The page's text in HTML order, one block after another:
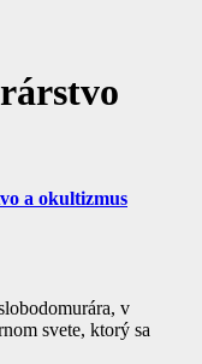
a okultizmus
v
svete, ktorý sa